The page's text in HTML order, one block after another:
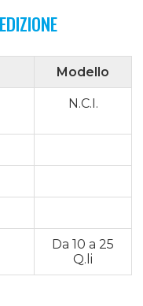
Modello
N.C.I.
Da 10 a 25
Q.li